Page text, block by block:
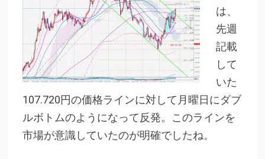
は、
先週
記載
して
いた
107.720円の価格ラインに対して月曜日にダブ
ルボトムのようになって反発。
このラインを
市場が意識していたのが明確でしたね。